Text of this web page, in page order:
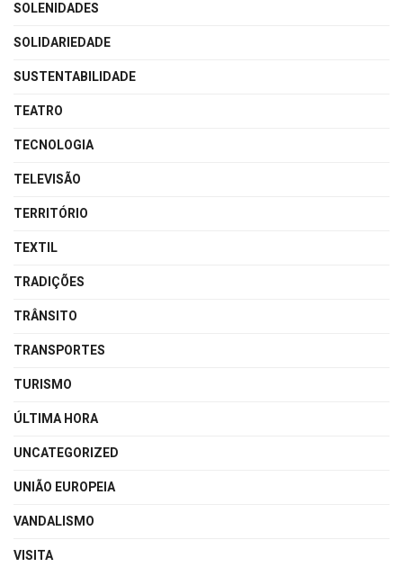
SOLENIDADES
SOLIDARIEDADE
SUSTENTABILIDADE
TEATRO
TECNOLOGIA
TELEVISÃO
TERRITÓRIO
TEXTIL
TRADIÇÕES
TRÂNSITO
TRANSPORTES
TURISMO
ÚLTIMA HORA
UNCATEGORIZED
UNIÃO EUROPEIA
VANDALISMO
VISITA